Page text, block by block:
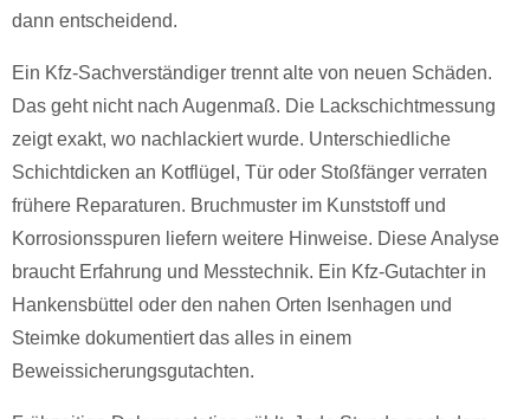
dann entscheidend.
Ein Kfz-Sachverständiger trennt alte von neuen Schäden.
Das geht nicht nach Augenmaß. Die Lackschichtmessung
zeigt exakt, wo nachlackiert wurde. Unterschiedliche
Schichtdicken an Kotflügel, Tür oder Stoßfänger verraten
frühere Reparaturen. Bruchmuster im Kunststoff und
Korrosionsspuren liefern weitere Hinweise. Diese Analyse
braucht Erfahrung und Messtechnik. Ein Kfz-Gutachter in
Hankensbüttel oder den nahen Orten Isenhagen und
Steimke dokumentiert das alles in einem
Beweissicherungsgutachten.